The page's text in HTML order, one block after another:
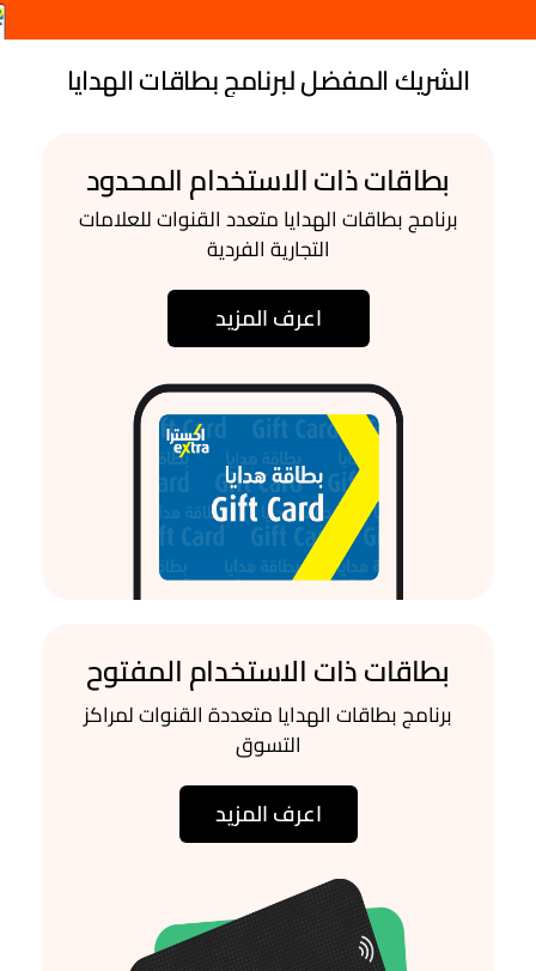
الشريك المفضل لبرنامج بطاقات الهدايا
بطاقات ذات الاستخدام المحدود
برنامج بطاقات الهدايا متعدد القنوات للعلامات
التجارية الفردية
اعرف المزيد
بطاقات ذات الاستخدام المفتوح
برنامج بطاقات الهدايا متعددة القنوات لمراكز
التسوق
اعرف المزيد